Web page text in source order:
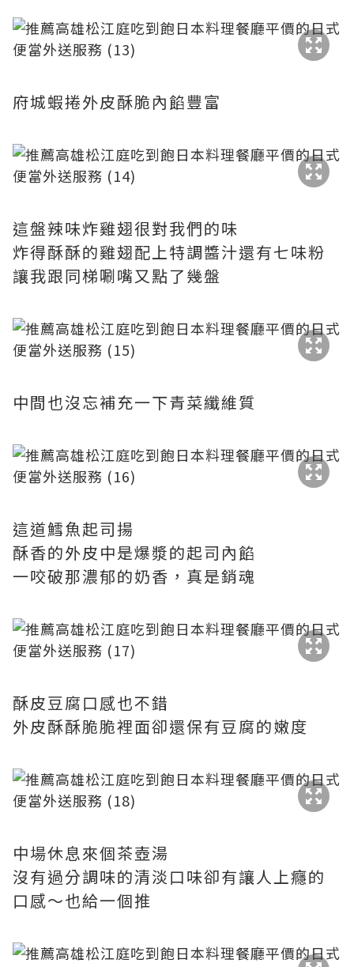
府城蝦捲外皮酥脆內餡豐富
這盤辣味炸雞翅很對我們的味
炸得酥酥的雞翅配上特調醬汁還有七味粉
讓我跟同梯唰嘴又點了幾盤
中間也沒忘補充一下青菜纖維質
這道鱈魚起司揚
酥香的外皮中是爆漿的起司內餡
一咬破那濃郁的奶香，真是銷魂
酥皮豆腐口感也不錯
外皮酥酥脆脆裡面卻還保有豆腐的嫩度
中場休息來個茶壺湯
沒有過分調味的清淡口味卻有讓人上癮的
口感～也給一個推